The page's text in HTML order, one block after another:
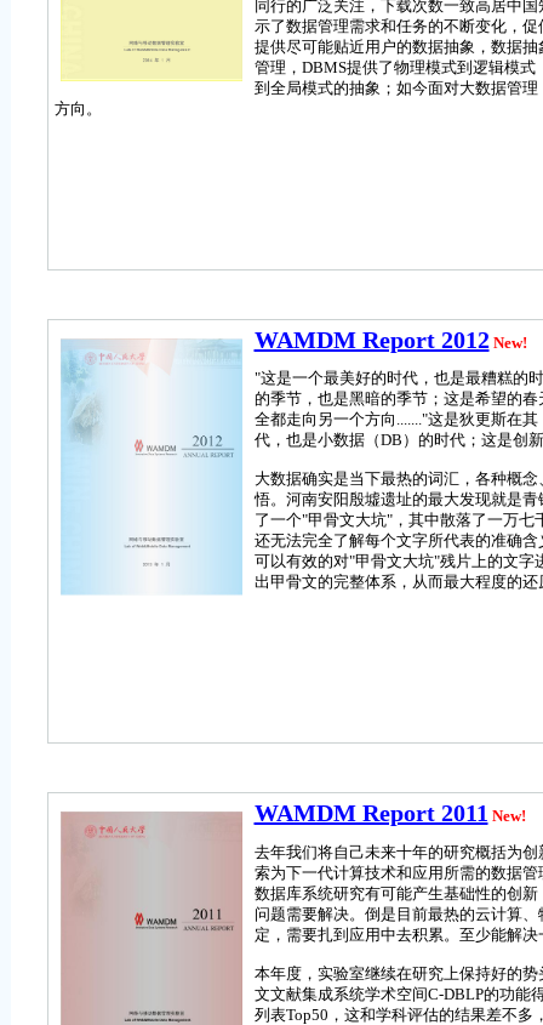
同行的广泛关注，下载次数一致高居中
示了数据管理需求和任务的不断变化，
提供尽可能贴近用户的数据抽象，数据
管理，DBMS提供了物理模式到逻辑模
到全局模式的抽象；如今面对大数据管
方向。
WAMDM Report 2012 New!
"这是一个最美好的时代，也是最糟糕的
的季节，也是黑暗的季节；这是希望的
全都走向另一个方向......."这是狄更斯在
代，也是小数据（DB）的时代；这是创
大数据确实是当下最热的词汇，各种概
悟。河南安阳殷墟遗址的最大发现就是
了一个"甲骨文大坑"，其中散落了一万
还无法完全了解每个文字所代表的准确
可以有效的对"甲骨文大坑"残片上的文
出甲骨文的完整体系，从而最大程度的
WAMDM Report 2011 New!
去年我们将自己未来十年的研究概括为
索为下一代计算技术和应用所需的数据
数据库系统研究有可能产生基础性的创
问题需要解决。倒是目前最热的云计算
定，需要扎到应用中去积累。至少能解
本年度，实验室继续在研究上保持好的
文文献集成系统学术空间C-DBLP的功能
列表Top50，这和学科评估的结果差不多